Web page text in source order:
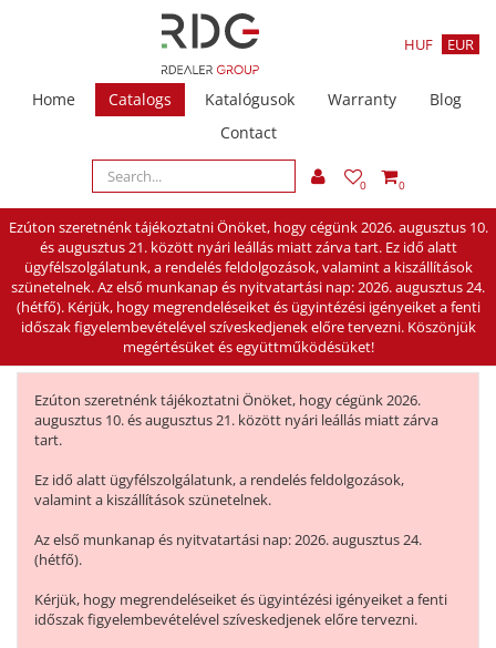
HUF EUR
Home Catalogs Katalógusok Warranty
Blog
Contact
0 0
Ezúton szeretnénk tájékoztatni Önöket, hogy cégünk 2026. augusztus 10.
és augusztus 21. között nyári leállás miatt zárva tart. Ez idő alatt
ügyfélszolgálatunk, a rendelés feldolgozások, valamint a kiszállítások
szünetelnek. Az első munkanap és nyitvatartási nap: 2026. augusztus 24.
(hétfő). Kérjük, hogy megrendeléseiket és ügyintézési igényeiket a fenti
időszak figyelembevételével szíveskedjenek előre tervezni. Köszönjük
megértésüket és együttműködésüket!
Ezúton szeretnénk tájékoztatni Önöket, hogy cégünk 2026.
augusztus 10. és augusztus 21. között nyári leállás miatt zárva
tart.
Ez idő alatt ügyfélszolgálatunk, a rendelés feldolgozások,
valamint a kiszállítások szünetelnek.
Az első munkanap és nyitvatartási nap: 2026. augusztus 24.
(hétfő).
Kérjük, hogy megrendeléseiket és ügyintézési igényeiket a fenti
időszak figyelembevételével szíveskedjenek előre tervezni.